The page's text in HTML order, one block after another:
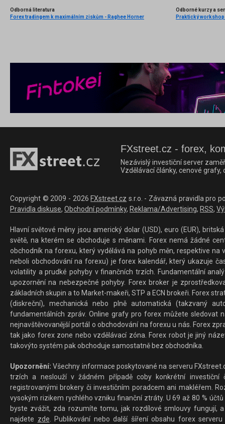
Odborná literatura
Forex tradingem k maximálním ziskům - Raghee Horner
Odborné kurzy a
FXstreet.cz - forex,
Nezávislý investiční server
Vzdělávací články, cenové
Copyright © 2009 - 2026 FXstreet.cz s.r.o. - Závazná pravidla pro
Pravidla diskuse, Obchodní podmínky, Reklama/Advertising, RSS,
Hlavní světové měny jsou americký dolar (USD), euro (EUR),
světě, na kterém se obchoduje s měnami. Forex nemá žádné
obchodník na forexu, který vydělává na pohyb měn, respektive
neboli obchodování na forexu) je forex kalendář, který ukazuje
volatility a prudké pohyby v finančních trzích. Fundamentální
upozornění na nebezpečné pohyby. Forex broker je
základních skupin a to Market-makeři, STP a ECN brokeři. Forex
(diskreční), mechanická nebo plně automatická (takzvaný
fundamentálních zpráv. Online grafy pro forex můžete sledovat
nejnavštěvovanější portál o obchodování na forexu u nás. Forex
tak jako forex zone nebo vzdělávací zóna. Forex robot je jiný
takovýto systém pak obchoduje samostatně bez obchodníka.
Upozornění: Všechny informace poskytované na serveru
trzích a neslouží v žádném případě coby konkrétní investiční
registrovanými brokery či investičním poradcem ani makléřem.
vysokým rizikem rychlého vzniku finanční ztráty. U 69 až 80 %
byste zvážit, zda rozumíte tomu, jak rozdílové smlouvy fungují,
najdete zde. Publikování nebo další šíření obsahu forex